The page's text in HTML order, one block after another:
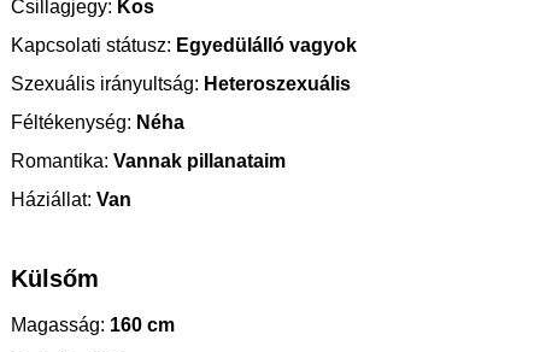
Csillagjegy: Kos
Kapcsolati státusz: Egyedülálló vagyok
Szexuális irányultság: Heteroszexuális
Féltékenység: Néha
Romantika: Vannak pillanataim
Háziállat: Van
Külsőm
Magasság: 160 cm